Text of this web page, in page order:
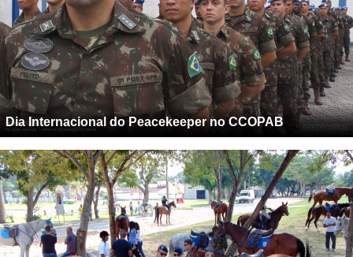
Dia Internacional do Peacekeeper no CCOPAB